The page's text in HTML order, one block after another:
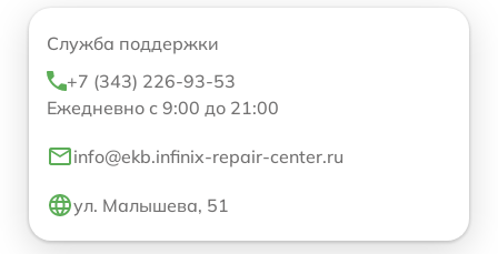
Служба поддержки
+7 (343) 226-93-53
Ежедневно с 9:00 до 21:00
info@ekb.infinix-repair-center.ru
ул. Малышева, 51